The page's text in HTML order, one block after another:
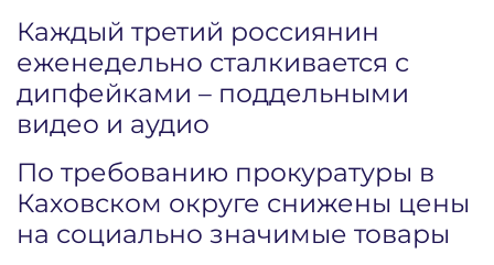
Каждый третий россиянин
еженедельно сталкивается с
дипфейками – поддельными
видео и аудио
По требованию прокуратуры в
Каховском округе снижены цены
на социально значимые товары